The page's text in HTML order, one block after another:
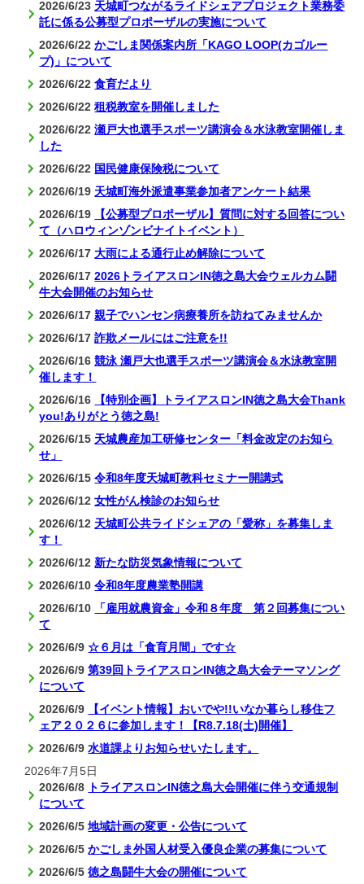
2026/6/23 天城町つながるライドシェアプロジェクト業務委
託に係る公募型プロポーザルの実施について
2026/6/22かごしま関係案内所「KAGO LOOP(カゴルー
プ)」について
2026/6/22食育だより
2026/6/22租税教室を開催しました
2026/6/22瀬戸大也選手スポーツ講演会＆水泳教室開催しま
した
2026/6/22 国民健康保険税について
2026/6/19 天城町海外派遣事業参加者アンケート結果
2026/6/19
【公募型プロポーザル】質問に対する回答につい
て（ハロウィンゾンビナイトイベント）
2026/6/17大雨による通行止め解除について
2026/6/172026トライアスロンIN徳之島大会ウェルカム闘
牛大会開催のお知らせ
2026/6/17親子でハンセン病療養所を訪ねてみませんか
2026/6/17詐欺メールにはご注意を!!
2026/6/16競泳 瀬戸大也選手スポーツ講演会＆水泳教室開
催します！
2026/6/16
【特別企画】トライアスロンIN徳之島大会Thank
you!ありがとう徳之島!
2026/6/15 天城農産加工研修センター「料金改定のお知ら
せ」
2026/6/15令和8年度天城町教科セミナー開講式
2026/6/12女性がん検診のお知らせ
2026/6/12 天城町公共ライドシェアの「愛称」を募集しま
す！
2026/6/12 新たな防災気象情報について
2026/6/10令和8年度農業塾開講
2026/6/10
「雇用就農資金」令和８年度 第２回募集につい
て
2026/6/9☆６月は「食育月間」です☆
2026/6/9第39回トライアスロンIN徳之島大会テーマソング
について
2026/6/9
【イベント情報】おいでや!!いなか暮らし移住フ
ェア２０２６に参加します！【R8.7.18(土)開催】
2026/6/9水道課よりお知らせいたします。
2026年7月5日
2026/6/8 トライアスロンIN徳之島大会開催に伴う交通規制
について
2026/6/5地域計画の変更・公告について
2026/6/5かごしま外国人材受入優良企業の募集について
2026/6/5徳之島闘牛大会の開催について